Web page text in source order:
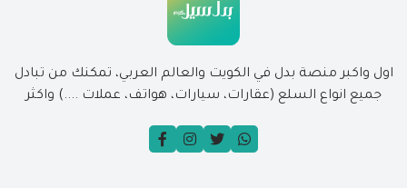
اول واكبر منصة بدل في الكويت والعالم العربي، تمكنك من تبادل
جميع انواع السلع (عقارات، سيارات، هواتف، عملات ....) واكثر